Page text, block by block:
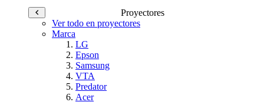
Proyectores
Ver todo en proyectores
Marca
LG
Epson
Samsung
VTA
Predator
Acer